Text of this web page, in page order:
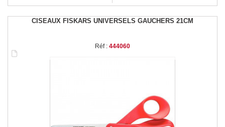
CISEAUX FISKARS UNIVERSELS GAUCHERS 21CM
Réf : 444060